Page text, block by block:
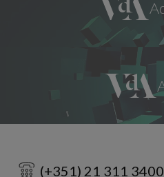
(+351) 21 311 3400